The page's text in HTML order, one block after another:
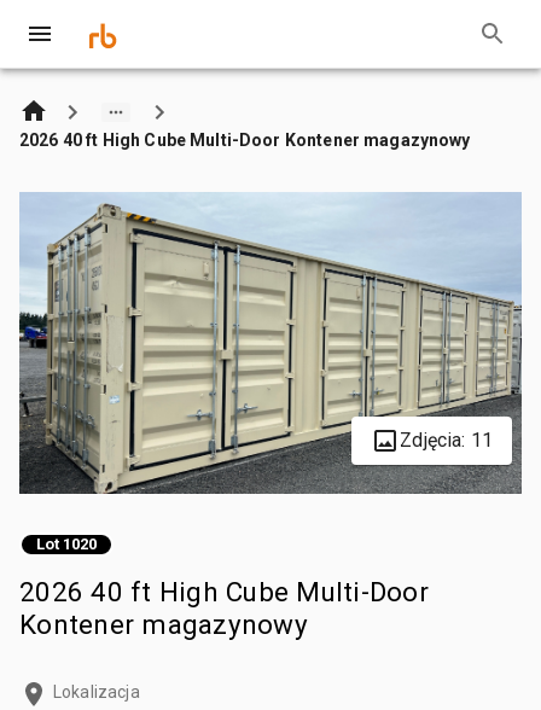
2026 40 ft High Cube Multi-Door Kontener magazynowy
Zdjęcia: 11
Lot 1020
2026 40 ft High Cube Multi-Door
Kontener magazynowy
Lokalizacja